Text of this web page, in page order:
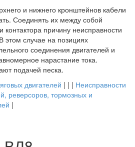
и нижнего кронштейнов кабели
Соединять их между собой
причину неисправности
этом случае на позициях
соединения двигателей и
нарастание тока.
подачей песка.
двигателей | | | Неисправности
реверсоров, тормозных и
|